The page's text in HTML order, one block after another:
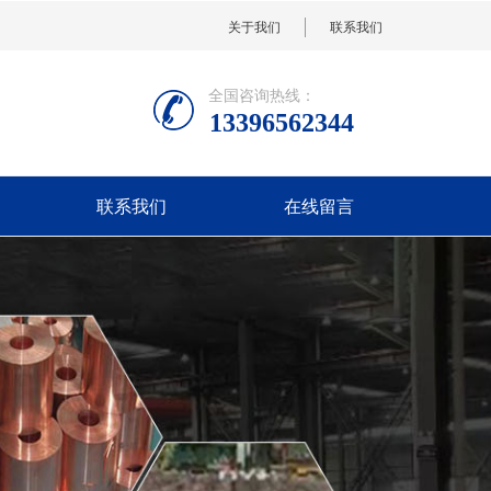
关于我们 联系我们
全国咨询热线：
13396562344
联系我们 在线留言